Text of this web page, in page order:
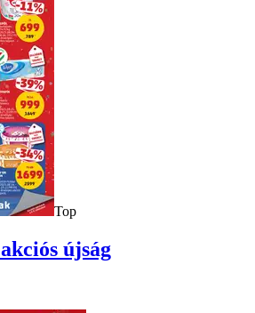
Top
akciós újság